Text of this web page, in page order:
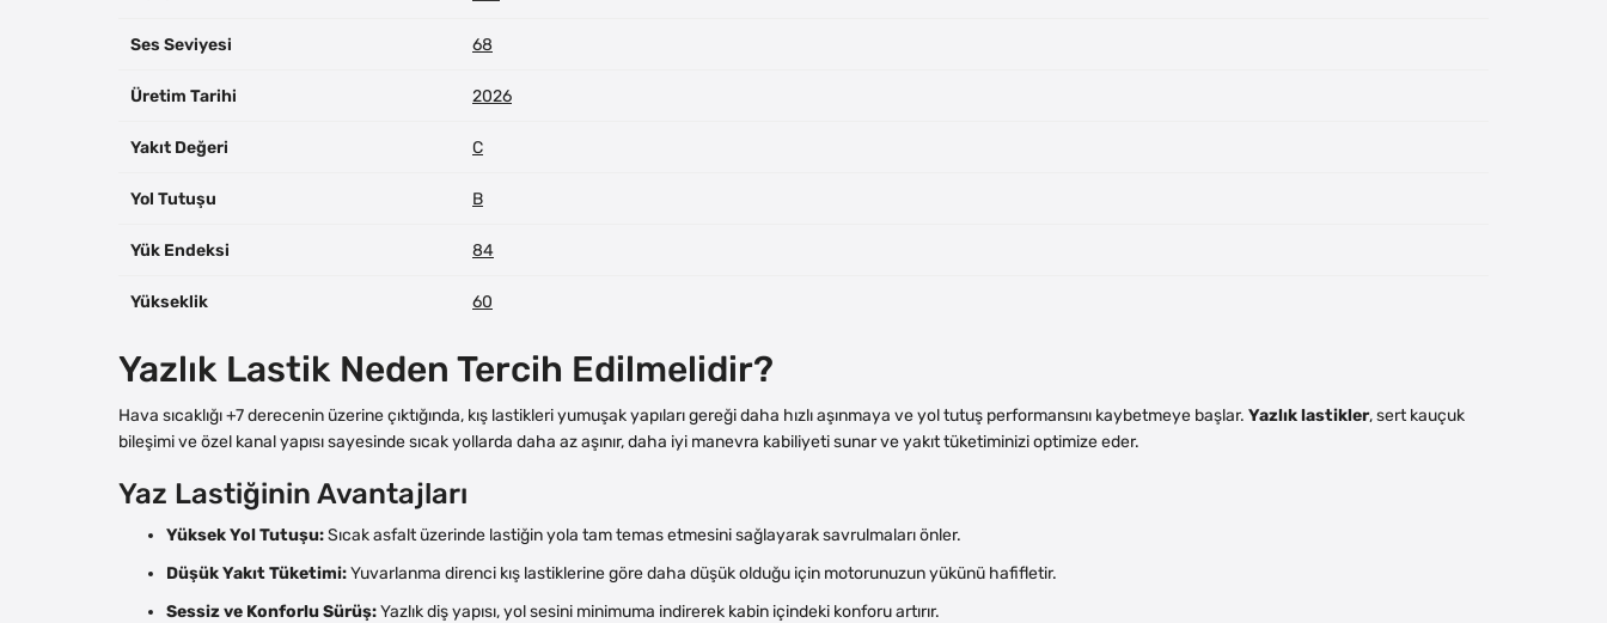
Ses Seviyesi 68
Üretim Tarihi 2026
Yakıt Değeri C
Yol Tutuşu B
Yük Endeksi 84
Yükseklik 60
Yazlık Lastik Neden Tercih Edilmelidir?
Hava sıcaklığı +7 derecenin üzerine çıktığında, kış lastikleri yumuşak yapıları gereği daha hızlı aşınmaya ve yol tutuş performansını kaybetmeye başlar. Yazlık lastikler, sert kauçuk
bileşimi ve özel kanal yapısı sayesinde sıcak yollarda daha az aşınır, daha iyi manevra kabiliyeti sunar ve yakıt tüketiminizi optimize eder.
Yaz Lastiğinin Avantajları
Yüksek Yol Tutuşu:Sıcak asfalt üzerinde lastiğin yola tam temas etmesini sağlayarak savrulmaları önler.
Düşük Yakıt Tüketimi:Yuvarlanma direnci kış lastiklerine göre daha düşük olduğu için motorunuzun yükünü hafifletir.
Sessiz ve Konforlu Sürüş:Yazlık diş yapısı, yol sesini minimuma indirerek kabin içindeki konforu artırır.